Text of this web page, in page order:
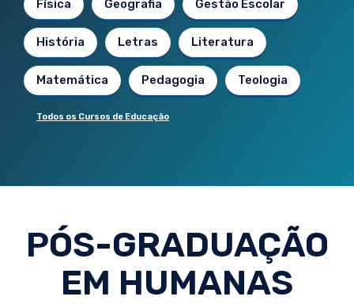
Física Geografia Gestão Escolar
História Letras Literatura
Matemática Pedagogia Teologia
Todos os Cursos de Educação
PÓS-GRADUAÇÃO
EM HUMANAS